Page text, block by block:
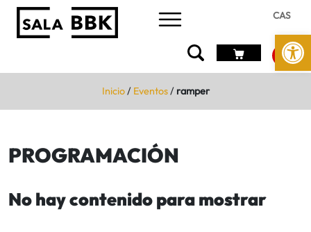
Abrir
CAS
Inicio/ Eventos/ ramper
PROGRAMACIÓN
No hay contenido para mostrar